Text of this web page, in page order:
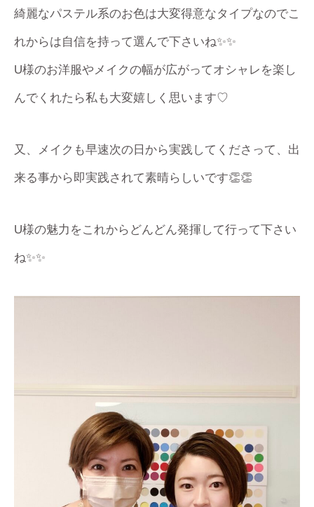
綺麗なパステル系のお色は大変得意なタイプなのでこ
れからは自信を持って選んで下さいね✨✨
U様のお洋服やメイクの幅が広がってオシャレを楽し
んでくれたら私も大変嬉しく思います♡
又、メイクも早速次の日から実践してくださって、出
来る事から即実践されて素晴らしいです👏👏
U様の魅力をこれからどんどん発揮して行って下さい
ね✨✨